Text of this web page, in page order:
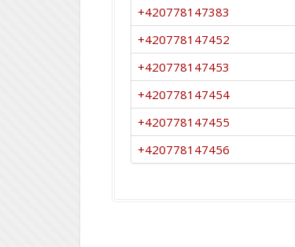
+420778147383
+420778147452
+420778147453
+420778147454
+420778147455
+420778147456